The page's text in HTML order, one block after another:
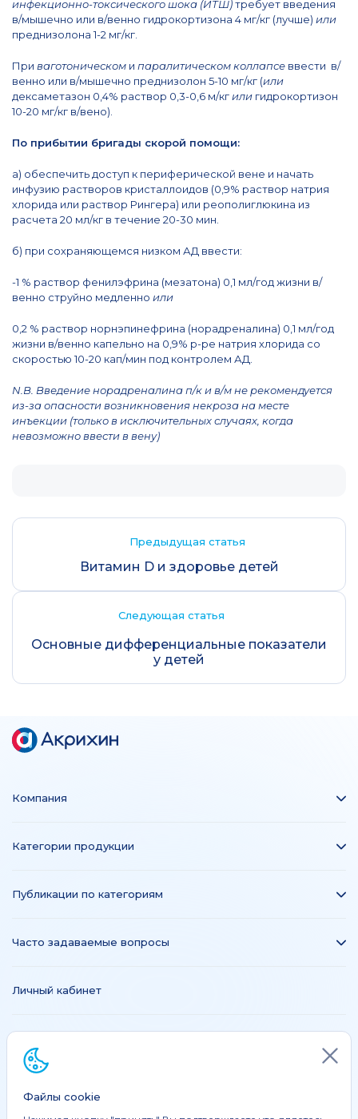
инфекционно-токсического шока (ИТШ)требует введения
в/мышечно или в/венно гидрокортизона 4 мг/кг (лучше) или
преднизолона 1-2 мг/кг.
При ваготоническом и паралитическом коллапсе ввести в/
венно или в/мышечно преднизолон 5-10 мг/кг (или
дексаметазон 0,4% раствор 0,3-0,6 м/кг или гидрокортизон
10-20 мг/кг в/вено).
По прибытии бригады скорой помощи:
а) обеспечить доступ к периферической вене и начать
инфузию растворов кристаллоидов (0,9% раствор натрия
хлорида или раствор Рингера) или реополиглюкина из
расчета 20 мл/кг в течение 20-30 мин.
б) при сохраняющемся низком АД ввести:
-1 % раствор фенилэфрина (мезатона) 0,1 мл/год жизни в/
венно струйно медленно или
0,2 % раствор норнэпинефрина (норадреналина) 0,1 мл/год
жизни в/венно капельно на 0,9% р-ре натрия хлорида со
скоростью 10-20 кап/мин под контролем АД.
N B . Введение норадреналина п/к и в/м не рекомендуется
из-за опасности возникновения некроза на месте
инъекции (только в исключительных случаях, когда
невозможно ввести в вену)
Предыдущая статья
Витамин D и здоровье детей
Следующая статья
Основные дифференциальные показатели
у детей
Компания
Категории продукции
Публикации по категориям
Часто задаваемые вопросы
Личный кабинет
© 2019-2026 Компания "Акрихин БиУай"
akrikhin.by
Файлы cookie